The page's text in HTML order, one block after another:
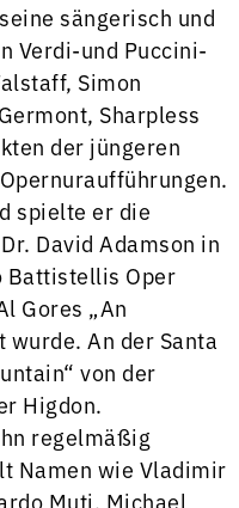
sängerisch und
Verdi-und Puccini-
Simon
Sharpless
der jüngeren
spielte er die
David Adamson in
Battistellis Oper
Gores „An
An der Santa
von der
Higdon.
regelmäßig
Namen wie Vladimir
Muti, Michael